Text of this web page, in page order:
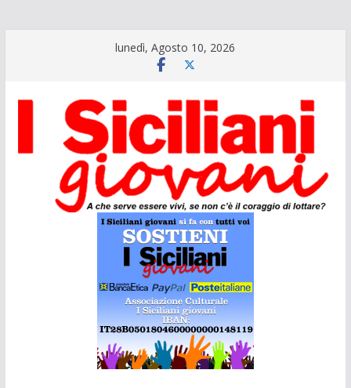
lunedì, Agosto 10, 2026